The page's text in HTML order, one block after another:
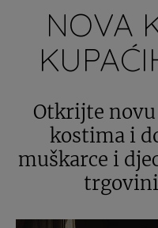
NOVA
Otkrijte
kostima i
muškarce i